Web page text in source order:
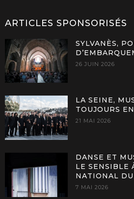
ARTICLES SPONSORISÉS
SYLVANÈS,
26 JUIN 2026
LA SEINE,
TOUJOURS
21 MAI 2026
DANSE ET
LE SENSIBLE
NATIONAL
7 MAI 2026